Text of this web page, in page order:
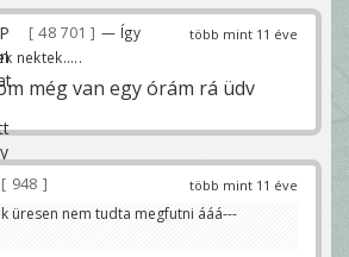
több mint 11 éve
48 701
— Így
nektek.....
még van egy órám rá üdv
több mint 11 éve
948
üresen nem tudta megfutni ááá---